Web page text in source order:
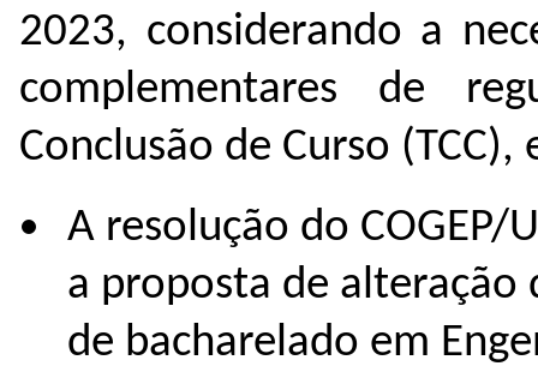
2023, considerando a
complementares de
Conclusão de Curso
A resolução do COGEP/
a proposta de alteração
de bacharelado em